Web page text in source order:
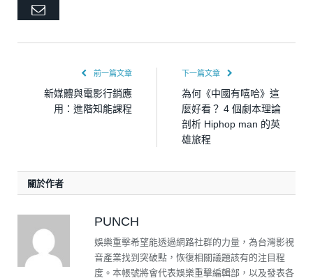
Email
前一篇文章
新媒體與電影行銷應
用：進階知能課程
下一篇文章
為何《中國有嘻哈》這
麼好看？ 4 個劇本理論
剖析 Hiphop man 的英
雄旅程
關於作者
PUNCH
娛樂重擊希望能透過網路社群的力量，為台灣影視
音產業找到突破點，恢復相關議題該有的注目程
度。本帳號將會代表娛樂重擊編輯部，以及發表各